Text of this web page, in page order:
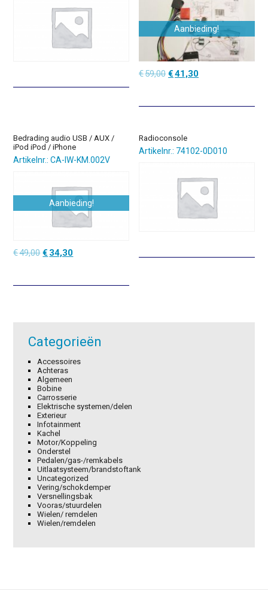
Aanbieding!
€59,00 Oorspronkelijke
€59,00.
€41,30Huidige
€41,30.
Bedrading audio USB / AUX /
iPod iPod / iPhone
Artikelnr.: CA-IW-KM.002V
Aanbieding!
€49,00Oorspronkelijke
€49,00.
€ 34,30Huidige
€34,30.
Radioconsole
Artikelnr.: 74102-0D010
Categorieën
Accessoires
Achteras
Algemeen
Bobine
Carrosserie
Elektrische systemen/delen
Exterieur
Infotainment
Kachel
Motor/Koppeling
Onderstel
Pedalen/gas-/remkabels
Uitlaatsysteem/brandstoftank
Uncategorized
Vering/schokdemper
Versnellingsbak
Vooras/stuurdelen
Wielen/ remdelen
Wielen/remdelen